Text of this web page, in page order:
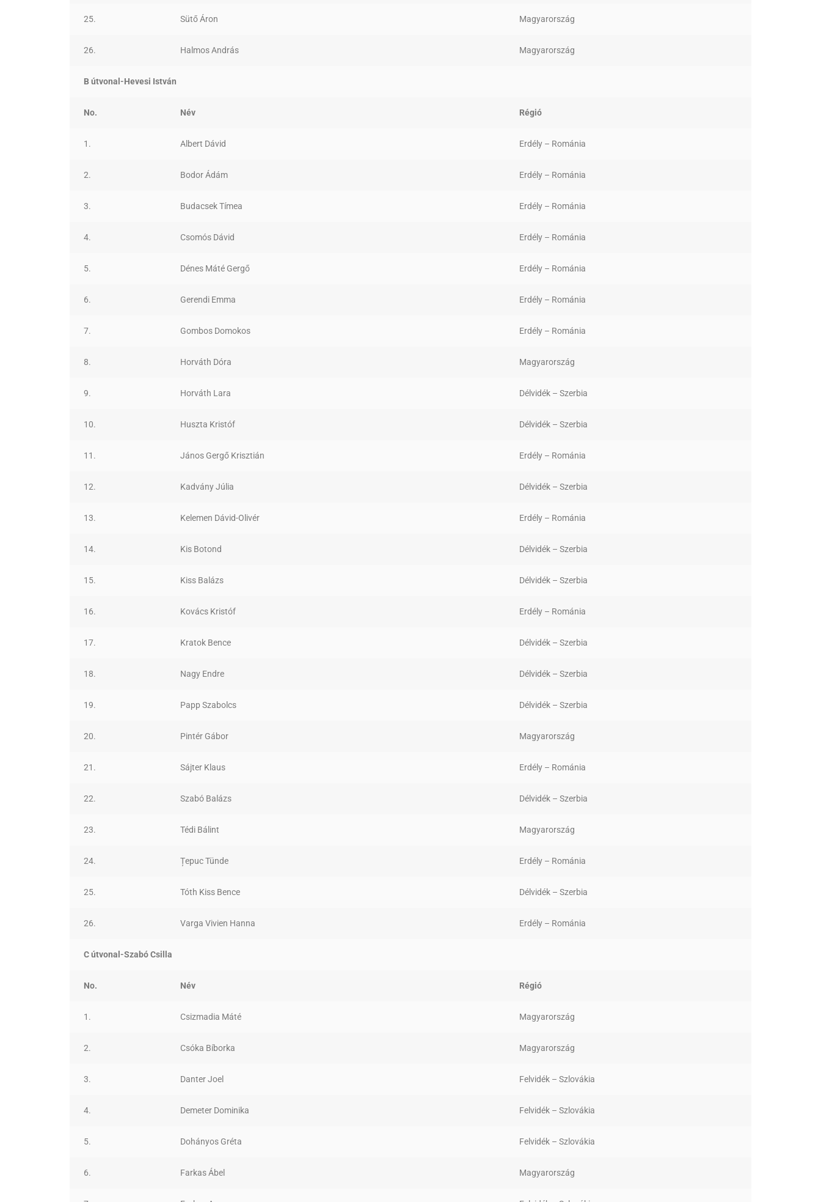
25. Sütő Áron Magyarország
26. Halmos András Magyarország
B útvonal-Hevesi István
No. Név Régió
1. Albert Dávid Erdély – Románia
2. Bodor Ádám Erdély – Románia
3. Budacsek Tímea Erdély – Románia
4. Csomós Dávid Erdély – Románia
5. Dénes Máté Gergő Erdély – Románia
6. Gerendi Emma Erdély – Románia
7. Gombos Domokos Erdély – Románia
8. Horváth Dóra Magyarország
9. Horváth Lara Délvidék – Szerbia
10. Huszta Kristóf Délvidék – Szerbia
11. János Gergő Krisztián Erdély – Románia
12. Kadvány Júlia Délvidék – Szerbia
13. Kelemen Dávid-Olivér Erdély – Románia
14. Kis Botond Délvidék – Szerbia
15. Kiss Balázs Délvidék – Szerbia
16. Kovács Kristóf Erdély – Románia
17. Kratok Bence Délvidék – Szerbia
18. Nagy Endre Délvidék – Szerbia
19. Papp Szabolcs Délvidék – Szerbia
20. Pintér Gábor Magyarország
21. Sájter Klaus Erdély – Románia
22. Szabó Balázs Délvidék – Szerbia
23. Tédi Bálint Magyarország
24. Țepuc Tünde Erdély – Románia
25. Tóth Kiss Bence Délvidék – Szerbia
26. Varga Vivien Hanna Erdély – Románia
C útvonal-Szabó Csilla
No. Név Régió
1. Csizmadia Máté Magyarország
2. Csóka Bíborka Magyarország
3. Danter Joel Felvidék – Szlovákia
4. Demeter Dominika Felvidék – Szlovákia
5. Dohányos Gréta Felvidék – Szlovákia
6. Farkas Ábel Magyarország